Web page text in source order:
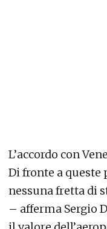
L’accordo con
Di fronte a
nessuna fretta di
– afferma Sergio